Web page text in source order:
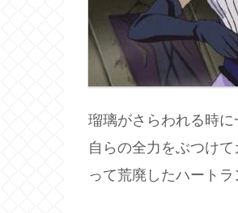
瑠璃がさらわれる時に
自らの全力をぶつけ
って荒廃したハートラ